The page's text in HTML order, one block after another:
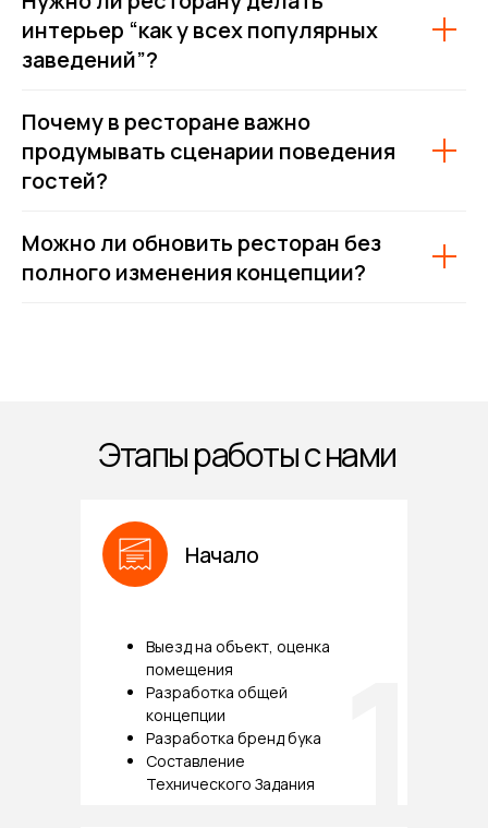
интерьер “как у всех популярных
заведений”?
Почему в ресторане важно
продумывать сценарии поведения
гостей?
Можно ли обновить ресторан без
полного изменения концепции?
Выезд на объект, оценка
помещения
Разработка общей
концепции
Разработка бренд бука
Составление
Технического Задания
Начало
Этапы работы с нами